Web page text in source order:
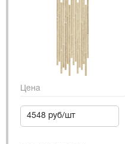
Цена
4548 руб/шт